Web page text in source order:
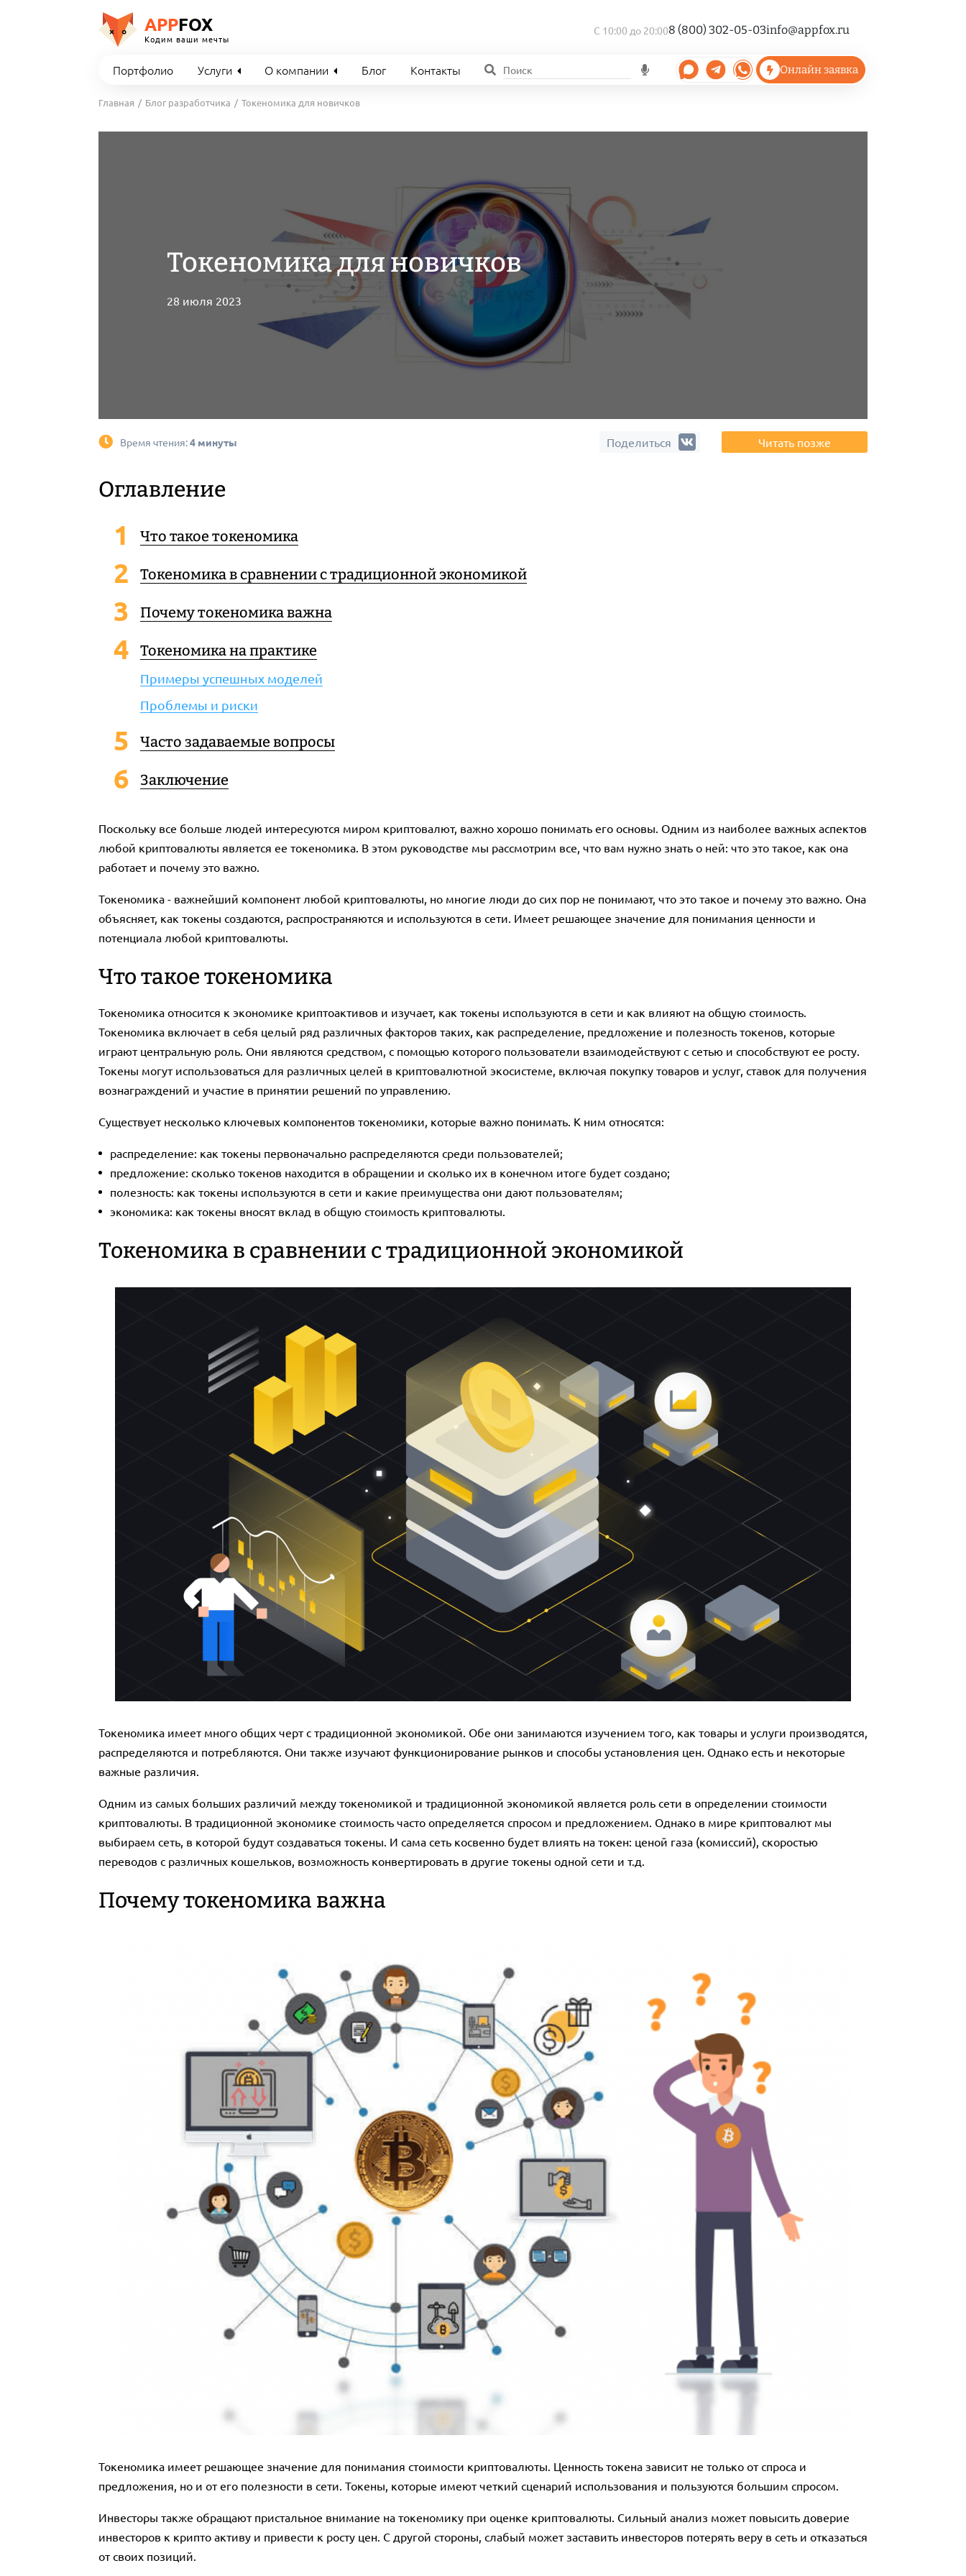
APPFOX
Кодим ваши мечты
С 10:00 до 20:008 (800) 302-05-03info@appfox.ru
Портфолио Услуги О компании Блог Контакты Онлайн заявка
Главная Блог разработчика Токеномика для новичков
Токеномика для новичков
28 июля 2023
Время чтения:4 минуты Поделиться Читать позже
Оглавление
Что такое токеномика
Токеномика в сравнении с традиционной экономикой
Почему токеномика важна
Токеномика на практике
Примеры успешных моделей
Проблемы и риски
Часто задаваемые вопросы
Заключение
Поскольку все больше людей интересуются миром криптовалют, важно хорошо понимать его основы. Одним из наиболее важных аспектов
любой криптовалюты является ее токеномика. В этом руководстве мы рассмотрим все, что вам нужно знать о ней: что это такое, как она
работает и почему это важно.
Токеномика - важнейший компонент любой криптовалюты, но многие люди до сих пор не понимают, что это такое и почему это важно. Она
объясняет, как токены создаются, распространяются и используются в сети. Имеет решающее значение для понимания ценности и
потенциала любой криптовалюты.
Что такое токеномика
Токеномика относится к экономике криптоактивов и изучает, как токены используются в сети и как влияют на общую стоимость.
Токеномика включает в себя целый ряд различных факторов таких, как распределение, предложение и полезность токенов, которые
играют центральную роль. Они являются средством, с помощью которого пользователи взаимодействуют с сетью и способствуют ее росту.
Токены могут использоваться для различных целей в криптовалютной экосистеме, включая покупку товаров и услуг, ставок для получения
вознаграждений и участие в принятии решений по управлению.
Существует несколько ключевых компонентов токеномики, которые важно понимать. К ним относятся:
распределение: как токены первоначально распределяются среди пользователей;
предложение: сколько токенов находится в обращении и сколько их в конечном итоге будет создано;
полезность: как токены используются в сети и какие преимущества они дают пользователям;
экономика: как токены вносят вклад в общую стоимость криптовалюты.
Токеномика в сравнении с традиционной экономикой
Токеномика имеет много общих черт с традиционной экономикой. Обе они занимаются изучением того, как товары и услуги производятся,
распределяются и потребляются. Они также изучают функционирование рынков и способы установления цен. Однако есть и некоторые
важные различия.
Одним из самых больших различий между токеномикой и традиционной экономикой является роль сети в определении стоимости
криптовалюты. В традиционной экономике стоимость часто определяется спросом и предложением. Однако в мире криптовалют мы
выбираем сеть, в которой будут создаваться токены. И сама сеть косвенно будет влиять на токен: ценой газа (комиссий), скоростью
переводов с различных кошельков, возможность конвертировать в другие токены одной сети и т.д.
Почему токеномика важна
Токеномика имеет решающее значение для понимания стоимости криптовалюты. Ценность токена зависит не только от спроса и
предложения, но и от его полезности в сети. Токены, которые имеют четкий сценарий использования и пользуются большим спросом.
Инвесторы также обращают пристальное внимание на токеномику при оценке криптовалюты. Сильный анализ может повысить доверие
инвесторов к крипто активу и привести к росту цен. С другой стороны, слабый может заставить инвесторов потерять веру в сеть и отказаться
от своих позиций.